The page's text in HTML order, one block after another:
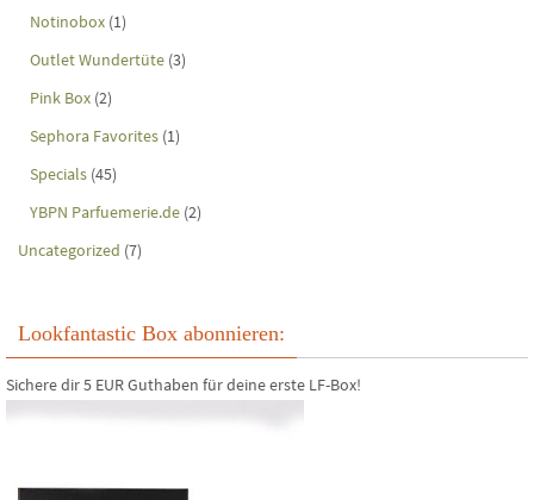
Notinobox (1)
Outlet Wundertüte (3)
Pink Box (2)
Sephora Favorites (1)
Specials (45)
YBPN Parfuemerie.de (2)
Uncategorized (7)
Lookfantastic Box abonnieren:
Sichere dir 5 EUR Guthaben für deine erste LF-Box!